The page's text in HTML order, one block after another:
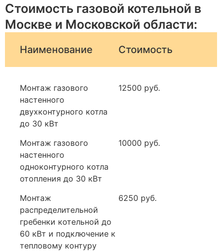
Стоимость газовой котельной в
Москве и Московской области:
Наименование Стоимость
Монтаж газового
настенного
двухконтурного котла
до 30 кВт
12500 руб.
Монтаж газового
настенного
одноконтурного котла
отопления до 30 кВт
10000 руб.
Монтаж
распределительной
гребенки котельной до
60 кВт и подключение к
тепловому контуру
6250 руб.